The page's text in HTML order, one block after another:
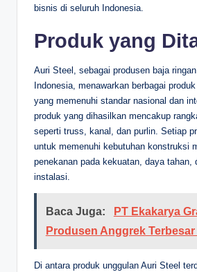
bisnis di seluruh Indonesia.
Produk yang
Auri Steel, sebagai produsen baja
Indonesia, menawarkan berbagai
yang memenuhi standar nasional dan
produk yang dihasilkan mencakup
seperti truss, kanal, dan purlin. Setiap
untuk memenuhi kebutuhan konstruksi
penekanan pada kekuatan, daya tahan,
instalasi.
Baca Juga:
PT Ekakarya
Produsen Anggrek
Di antara produk unggulan Auri Steel